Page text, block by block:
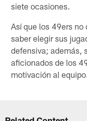
siete ocasiones.
Así que los 49ers no
saber elegir sus
defensiva; además,
aficionados de los
motivación al equipo.